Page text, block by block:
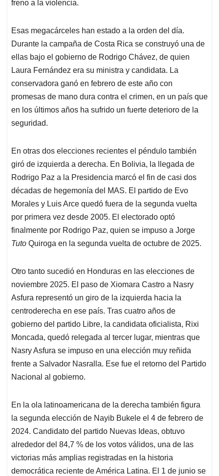
freno a la violencia.
Esas megacárceles han estado a la orden del día.
Durante la campaña de Costa Rica se construyó una de
ellas bajo el gobierno de Rodrigo Chávez, de quien
Laura Fernández era su ministra y candidata. La
conservadora ganó en febrero de este año con
promesas de mano dura contra el crimen, en un país que
en los últimos años ha sufrido un fuerte deterioro de la
seguridad.
En otras dos elecciones recientes el péndulo también
giró de izquierda a derecha. En Bolivia, la llegada de
Rodrigo Paz a la Presidencia marcó el fin de casi dos
décadas de hegemonía del MAS. El partido de Evo
Morales y Luis Arce quedó fuera de la segunda vuelta
por primera vez desde 2005. El electorado optó
finalmente por Rodrigo Paz, quien se impuso a Jorge
Tuto Quiroga en la segunda vuelta de octubre de 2025.
Otro tanto sucedió en Honduras en las elecciones de
noviembre 2025. El paso de Xiomara Castro a Nasry
Asfura representó un giro de la izquierda hacia la
centroderecha en ese país. Tras cuatro años de
gobierno del partido Libre, la candidata oficialista, Rixi
Moncada, quedó relegada al tercer lugar, mientras que
Nasry Asfura se impuso en una elección muy reñida
frente a Salvador Nasralla. Ese fue el retorno del Partido
Nacional al gobierno.
En la ola latinoamericana de la derecha también figura
la segunda elección de Nayib Bukele el 4 de febrero de
2024. Candidato del partido Nuevas Ideas, obtuvo
alrededor del 84,7 % de los votos válidos, una de las
victorias más amplias registradas en la historia
democrática reciente de América Latina. El 1 de junio se